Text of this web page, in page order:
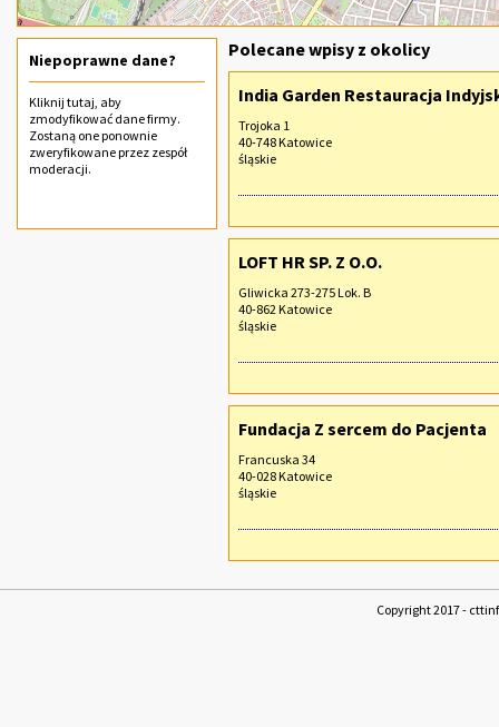
Niepoprawne dane?
Kliknij tutaj, aby
zmodyfikować dane firmy.
Zostaną one ponownie
zweryfikowane przez zespół
moderacji.
Polecane wpisy z okolicy
India Garden Restauracja
Trojoka 1
40-748 Katowice
śląskie
LOFT HR SP. Z O.O.
Gliwicka 273-275 Lok. B
40-862 Katowice
śląskie
Fundacja Z sercem do Pacjenta
Francuska 34
40-028 Katowice
śląskie
Copyright 2017 -